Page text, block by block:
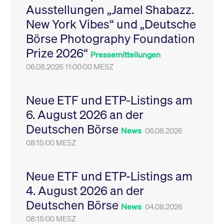
Ausstellungen „Jamel Shabazz.
New York Vibes“ und „Deutsche
Börse Photography Foundation
Prize 2026“ Pressemitteilungen
06.08.2026 11:00:00 MESZ
Neue ETF und ETP-Listings am
6. August 2026 an der
Deutschen Börse News 06.08.2026
08:15:00 MESZ
Neue ETF und ETP-Listings am
4. August 2026 an der
Deutschen Börse News 04.08.2026
08:15:00 MESZ
Leistung der Website
zu messen. Es handelt
sich um ein Muster-
Cookie, bei dem auf
das Präfix _pk_ses
eine kurze Reihe von
VISITOR_PRIVACY_METADATA
YouTube
.youtube.com
6
Monate
Dieses Cookie dient
Speicherung der
Einwilligungs- und
des Nutzers für ihre
Interaktion mit der
Sitzungen geehrt